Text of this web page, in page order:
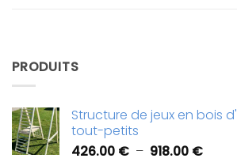
PRODUITS
Structure de jeux en bois
tout-petits
426.00 € – 918.00 €Plage